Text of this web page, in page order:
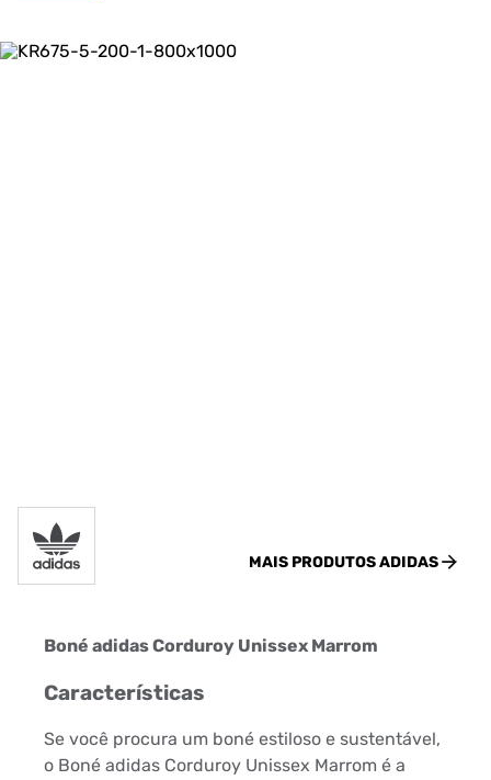
MAIS PRODUTOSADIDAS
Boné adidas Corduroy Unissex Marrom
Características
Se você procura um boné estiloso e sustentável,
o Boné adidas Corduroy Unissex Marrom é a